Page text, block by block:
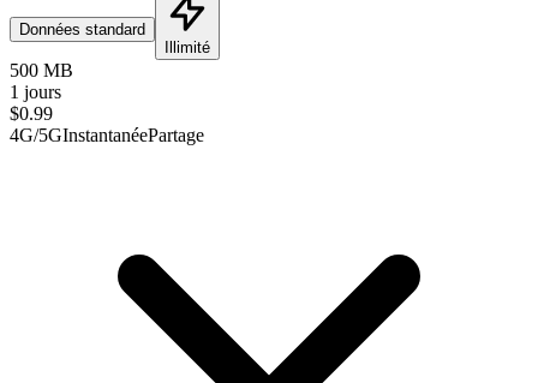
Données standard
Illimité
500 MB
1 jours
$0.99
4G/5GInstantanéePartage